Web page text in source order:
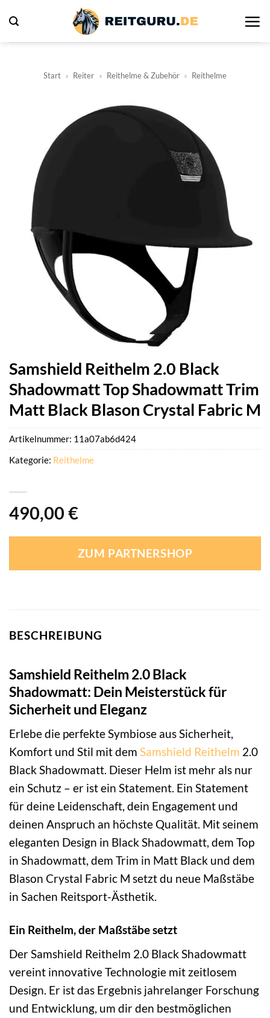
Inhalt
springen
Start » Reiter » Reithelme & Zubehör » Reithelme
Samshield Reithelm 2.0 Black
Shadowmatt Top Shadowmatt Trim
Matt Black Blason Crystal Fabric M
490,00 €
ZUM PARTNERSHOP
Artikelnummer: 11a07ab6d424
Kategorie: Reithelme
BESCHREIBUNG
Samshield Reithelm 2.0 Black
Shadowmatt: Dein Meisterstück für
Sicherheit und Eleganz
Erlebe die perfekte Symbiose aus Sicherheit,
Komfort und Stil mit dem Samshield Reithelm 2.0
Black Shadowmatt. Dieser Helm ist mehr als nur
ein Schutz – er ist ein Statement. Ein Statement
für deine Leidenschaft, dein Engagement und
deinen Anspruch an höchste Qualität. Mit seinem
eleganten Design in Black Shadowmatt, dem Top
in Shadowmatt, dem Trim in Matt Black und dem
Blason Crystal Fabric M setzt du neue Maßstäbe
in Sachen Reitsport-Ästhetik.
Ein Reithelm, der Maßstäbe setzt
Der Samshield Reithelm 2.0 Black Shadowmatt
vereint innovative Technologie mit zeitlosem
Design. Er ist das Ergebnis jahrelanger Forschung
und Entwicklung, um dir den bestmöglichen